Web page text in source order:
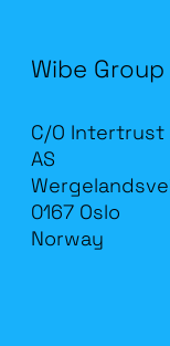
Wibe Group
C/O Intertrust
AS
0167 Oslo
Norway